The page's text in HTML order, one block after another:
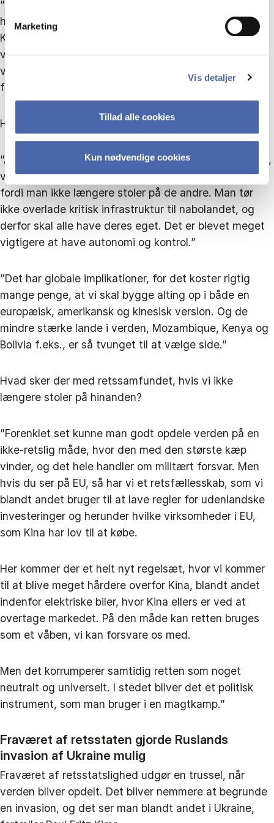
Marketing
Vis detaljer
Tillad alle cookies
Kun nødvendige cookies
”Verden bliver mere opdelt. Vi ser en multipolaritet,
hvor europæerne gør deres egne ting, det samme gør
Kina og USA. Det bliver et mere komplekst
verdensbillede. Globaliseringen forsvinder ikke, det er
vi vokset for meget sammen til, men den bliver
fragmenteret, og alting bliver fordoblet.”
Hvordan fordoblet?
”Alle skal have sine egne satellitnavigations-systemer,
vaccineproduktioner, internetprotokoller og så videre,
fordi man ikke længere stoler på de andre. Man tør
ikke overlade kritisk infrastruktur til nabolandet, og
derfor skal alle have deres eget. Det er blevet meget
vigtigere at have autonomi og kontrol.”
”Det har globale implikationer, for det koster rigtig
mange penge, at vi skal bygge alting op i både en
europæisk, amerikansk og kinesisk version. Og de
mindre stærke lande i verden, Mozambique, Kenya og
Bolivia f.eks., er så tvunget til at vælge side.”
Hvad sker der med retssamfundet, hvis vi ikke
længere stoler på hinanden?
”Forenklet set kunne man godt opdele verden på en
ikke-retslig måde, hvor den med den største kæp
vinder, og det hele handler om militært forsvar. Men
hvis du ser på EU, så har vi et retsfællesskab, som vi
blandt andet bruger til at lave regler for udenlandske
investeringer og herunder hvilke virksomheder i EU,
som Kina har lov til at købe.
Her kommer der et helt nyt regelsæt, hvor vi kommer
til at blive meget hårdere overfor Kina, blandt andet
indenfor elektriske biler, hvor Kina ellers er ved at
overtage markedet. På den måde kan retten bruges
som et våben, vi kan forsvare os med.
Men det korrumperer samtidig retten som noget
neutralt og universelt. I stedet bliver det et politisk
instrument, som man bruger i en magtkamp.”
Fraværet af retsstaten gjorde Ruslands
invasion af Ukraine mulig
Fraværet af retsstatslighed udgør en trussel, når
verden bliver opdelt. Det bliver nemmere at begrunde
en invasion, og det ser man blandt andet i Ukraine,